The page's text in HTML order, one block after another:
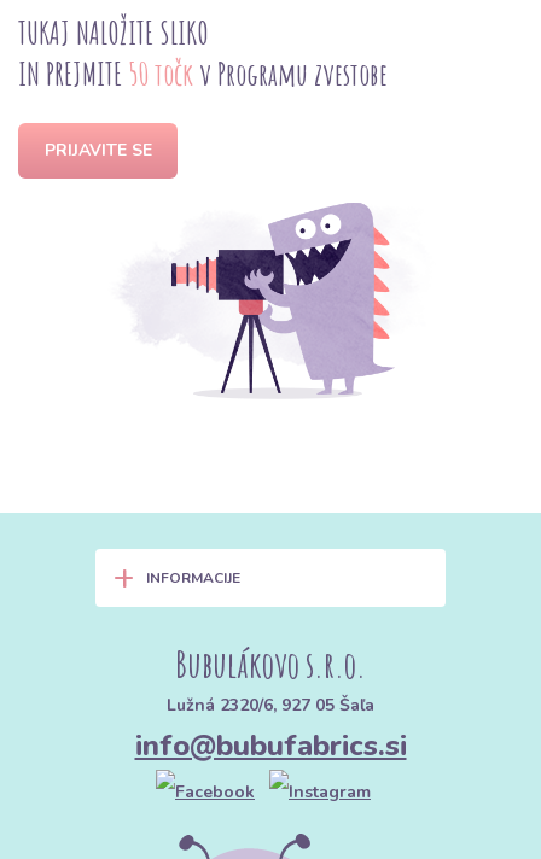
TUKAJ NALOŽITE SLIKO
IN PREJMITE 50 točk v Programu zvestobe
PRIJAVITE SE
+ INFORMACIJE
Bubulákovo s.r.o.
Lužná 2320/6, 927 05 Šaľa
info@bubufabrics.si